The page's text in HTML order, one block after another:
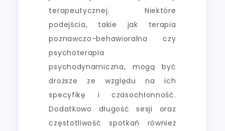
terapeutycznej. Niektóre
podejścia, takie jak terapia
poznawczo-behawioralna czy
psychoterapia
psychodynamiczna, mogą być
droższe ze względu na ich
specyfikę i czasochłonność.
Dodatkowo długość sesji oraz
częstotliwość spotkań również